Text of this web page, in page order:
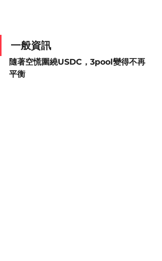
一般資訊
隨著空慌圍繞USDC，3pool變得不再
平衡